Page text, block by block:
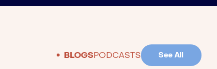
BLOGSPODCASTS See All